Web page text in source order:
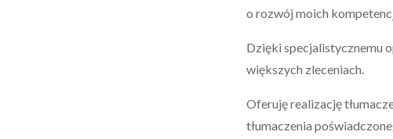
o rozwój moich
Dzięki specjalistycznemu
większych zleceniach.
Oferuję realizację
tłumaczenia